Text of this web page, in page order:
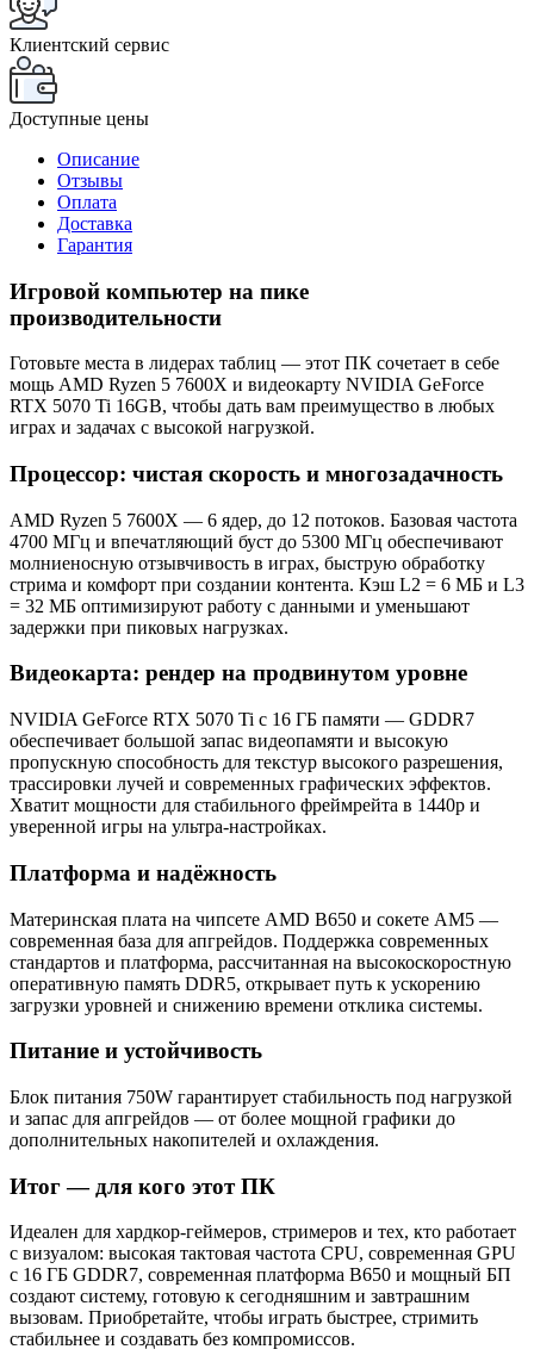
Клиентский сервис
Доступные цены
Описание
Отзывы
Оплата
Доставка
Гарантия
Игровой компьютер на пике
производительности
Готовьте места в лидерах таблиц — этот ПК сочетает в себе
мощь AMD Ryzen 5 7600X и видеокарту NVIDIA GeForce
RTX 5070 Ti 16GB, чтобы дать вам преимущество в любых
играх и задачах с высокой нагрузкой.
Процессор: чистая скорость и многозадачность
AMD Ryzen 5 7600X — 6 ядер, до 12 потоков. Базовая частота
4700 МГц и впечатляющий буст до 5300 МГц обеспечивают
молниеносную отзывчивость в играх, быструю обработку
стрима и комфорт при создании контента. Кэш L2 = 6 МБ и L3
= 32 МБ оптимизируют работу с данными и уменьшают
задержки при пиковых нагрузках.
Видеокарта: рендер на продвинутом уровне
NVIDIA GeForce RTX 5070 Ti с 16 ГБ памяти — GDDR7
обеспечивает большой запас видеопамяти и высокую
пропускную способность для текстур высокого разрешения,
трассировки лучей и современных графических эффектов.
Хватит мощности для стабильного фреймрейта в 1440p и
уверенной игры на ультра-настройках.
Платформа и надёжность
Материнская плата на чипсете AMD B650 и сокете AM5 —
современная база для апгрейдов. Поддержка современных
стандартов и платформа, рассчитанная на высокоскоростную
оперативную память DDR5, открывает путь к ускорению
загрузки уровней и снижению времени отклика системы.
Питание и устойчивость
Блок питания 750W гарантирует стабильность под нагрузкой
и запас для апгрейдов — от более мощной графики до
дополнительных накопителей и охлаждения.
Итог — для кого этот ПК
Идеален для хардкор-геймеров, стримеров и тех, кто работает
с визуалом: высокая тактовая частота CPU, современная GPU
с 16 ГБ GDDR7, современная платформа B650 и мощный БП
создают систему, готовую к сегодняшним и завтрашним
вызовам. Приобретайте, чтобы играть быстрее, стримить
стабильнее и создавать без компромиссов.